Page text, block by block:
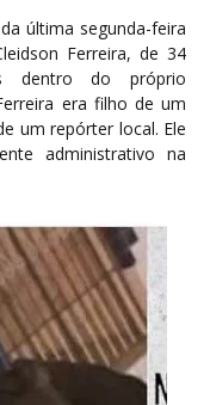
última segunda-feira
Ferreira, de 34
dentro do próprio
era filho de um
um repórter local. Ele
administrativo na